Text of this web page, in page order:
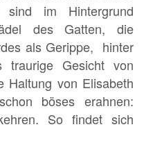
sind im Hintergrund
des Gatten, die
als Gerippe, hinter
traurige Gesicht von
Haltung von Elisabeth
böses erahnen:
So findet sich